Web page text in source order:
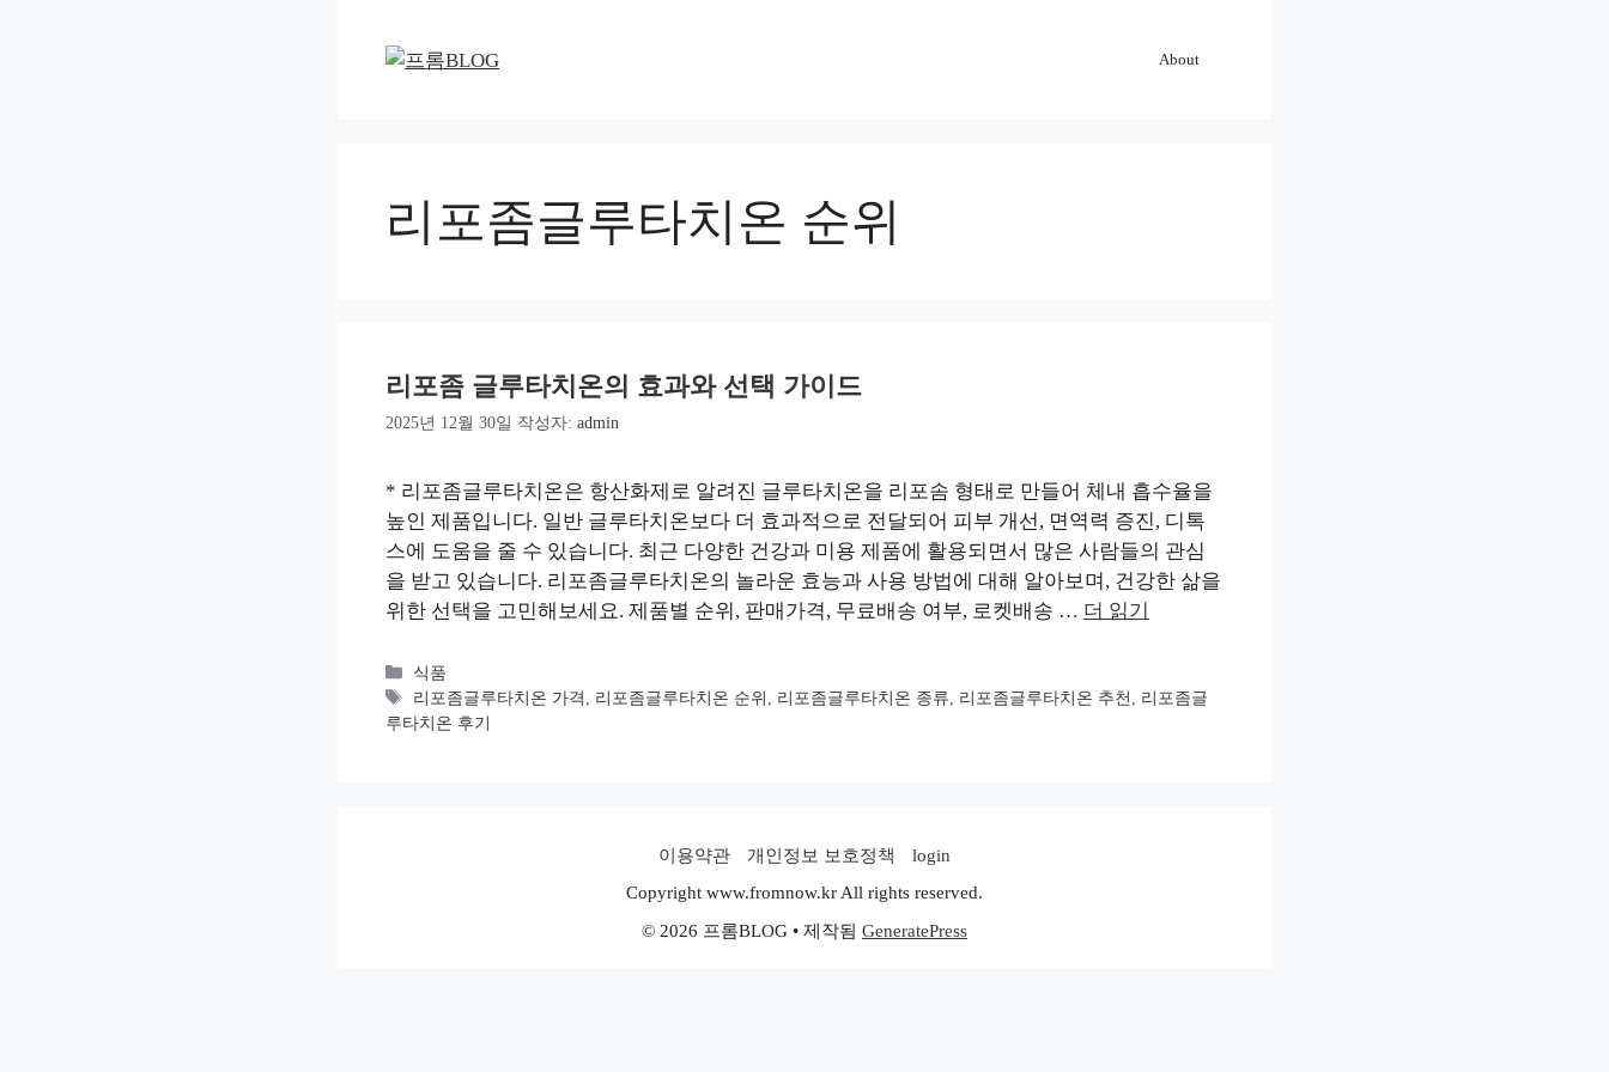
About
리포좀글루타치온 순위
리포좀 글루타치온의 효과와 선택 가이드
2025년 12월 30일 작성자: admin
* 리포좀글루타치온은 항산화제로 알려진 글루타치온을 리포솜 형태로 만들어 체내 흡수율을
높인 제품입니다. 일반 글루타치온보다 더 효과적으로 전달되어 피부 개선, 면역력 증진, 디톡
스에 도움을 줄 수 있습니다. 최근 다양한 건강과 미용 제품에 활용되면서 많은 사람들의 관심
을 받고 있습니다. 리포좀글루타치온의 놀라운 효능과 사용 방법에 대해 알아보며, 건강한 삶을
위한 선택을 고민해보세요. 제품별 순위, 판매가격, 무료배송 여부, 로켓배송 … 더 읽기
카
테
고
식품
태
그
리포좀글루타치온 가격 리포좀글루타치온 순위 리포좀글루타치온 종류 리포좀글루타치온 추천
리포좀글
루타치온 후기
이용약관 개인정보 보호정책
login
Copyright www.fromnow.kr All rights reserved.
© 2026 프롬BLOG • 제작됨 GeneratePress